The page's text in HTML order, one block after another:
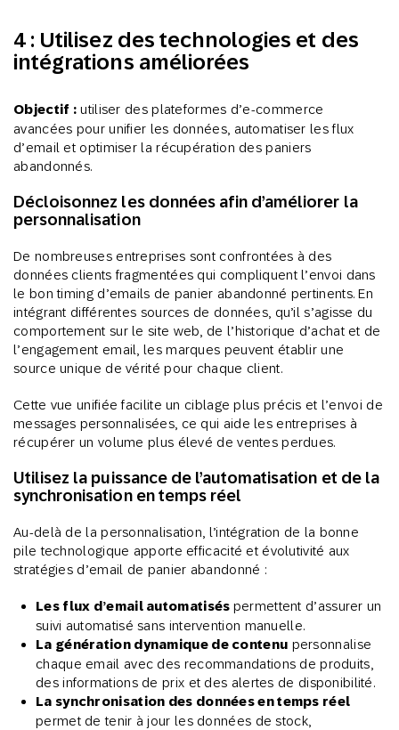
4 : Utilisez des technologies et des
intégrations améliorées
Objectif : utiliser des plateformes d’e-commerce
avancées pour unifier les données, automatiser les flux
d’email et optimiser la récupération des paniers
abandonnés.
Décloisonnez les données afin d’améliorer la
personnalisation
De nombreuses entreprises sont confrontées à des
données clients fragmentées qui compliquent l’envoi dans
le bon timing d’emails de panier abandonné pertinents. En
intégrant différentes sources de données, qu’il s’agisse du
comportement sur le site web, de l’historique d’achat et de
l’engagement email, les marques peuvent établir une
source unique de vérité pour chaque client.
Cette vue unifiée facilite un ciblage plus précis et l’envoi de
messages personnalisées, ce qui aide les entreprises à
récupérer un volume plus élevé de ventes perdues.
Utilisez la puissance de l’automatisation et de la
synchronisation en temps réel
Au-delà de la personnalisation, l’intégration de la bonne
pile technologique apporte efficacité et évolutivité aux
stratégies d’email de panier abandonné :
Les flux d’email automatisés permettent d’assurer un
suivi automatisé sans intervention manuelle.
La génération dynamique de contenu personnalise
chaque email avec des recommandations de produits,
des informations de prix et des alertes de disponibilité.
La synchronisation des données en temps réel
permet de tenir à jour les données de stock,